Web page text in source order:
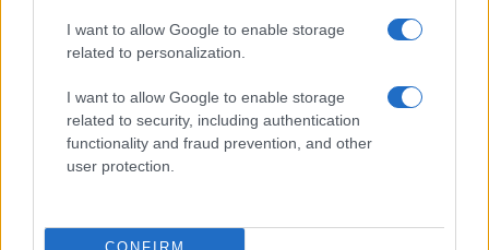
I want to allow Google to enable storage
related to personalization.
I want to allow Google to enable storage
related to security, including authentication
functionality and fraud prevention, and other
user protection.
CONFIRM
Electric Cars &
Το FIAT 500 Hybrid τώρα από 18.990
Το Ford Ranger τώρα σε εκδόσεις